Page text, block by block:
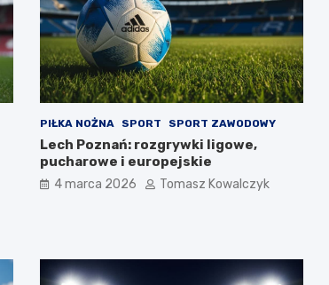
PIŁKA NOŻNA SPORT SPORT ZAWODOWY
Lech Poznań: rozgrywki ligowe,
pucharowe i europejskie
4 marca 2026 Tomasz Kowalczyk